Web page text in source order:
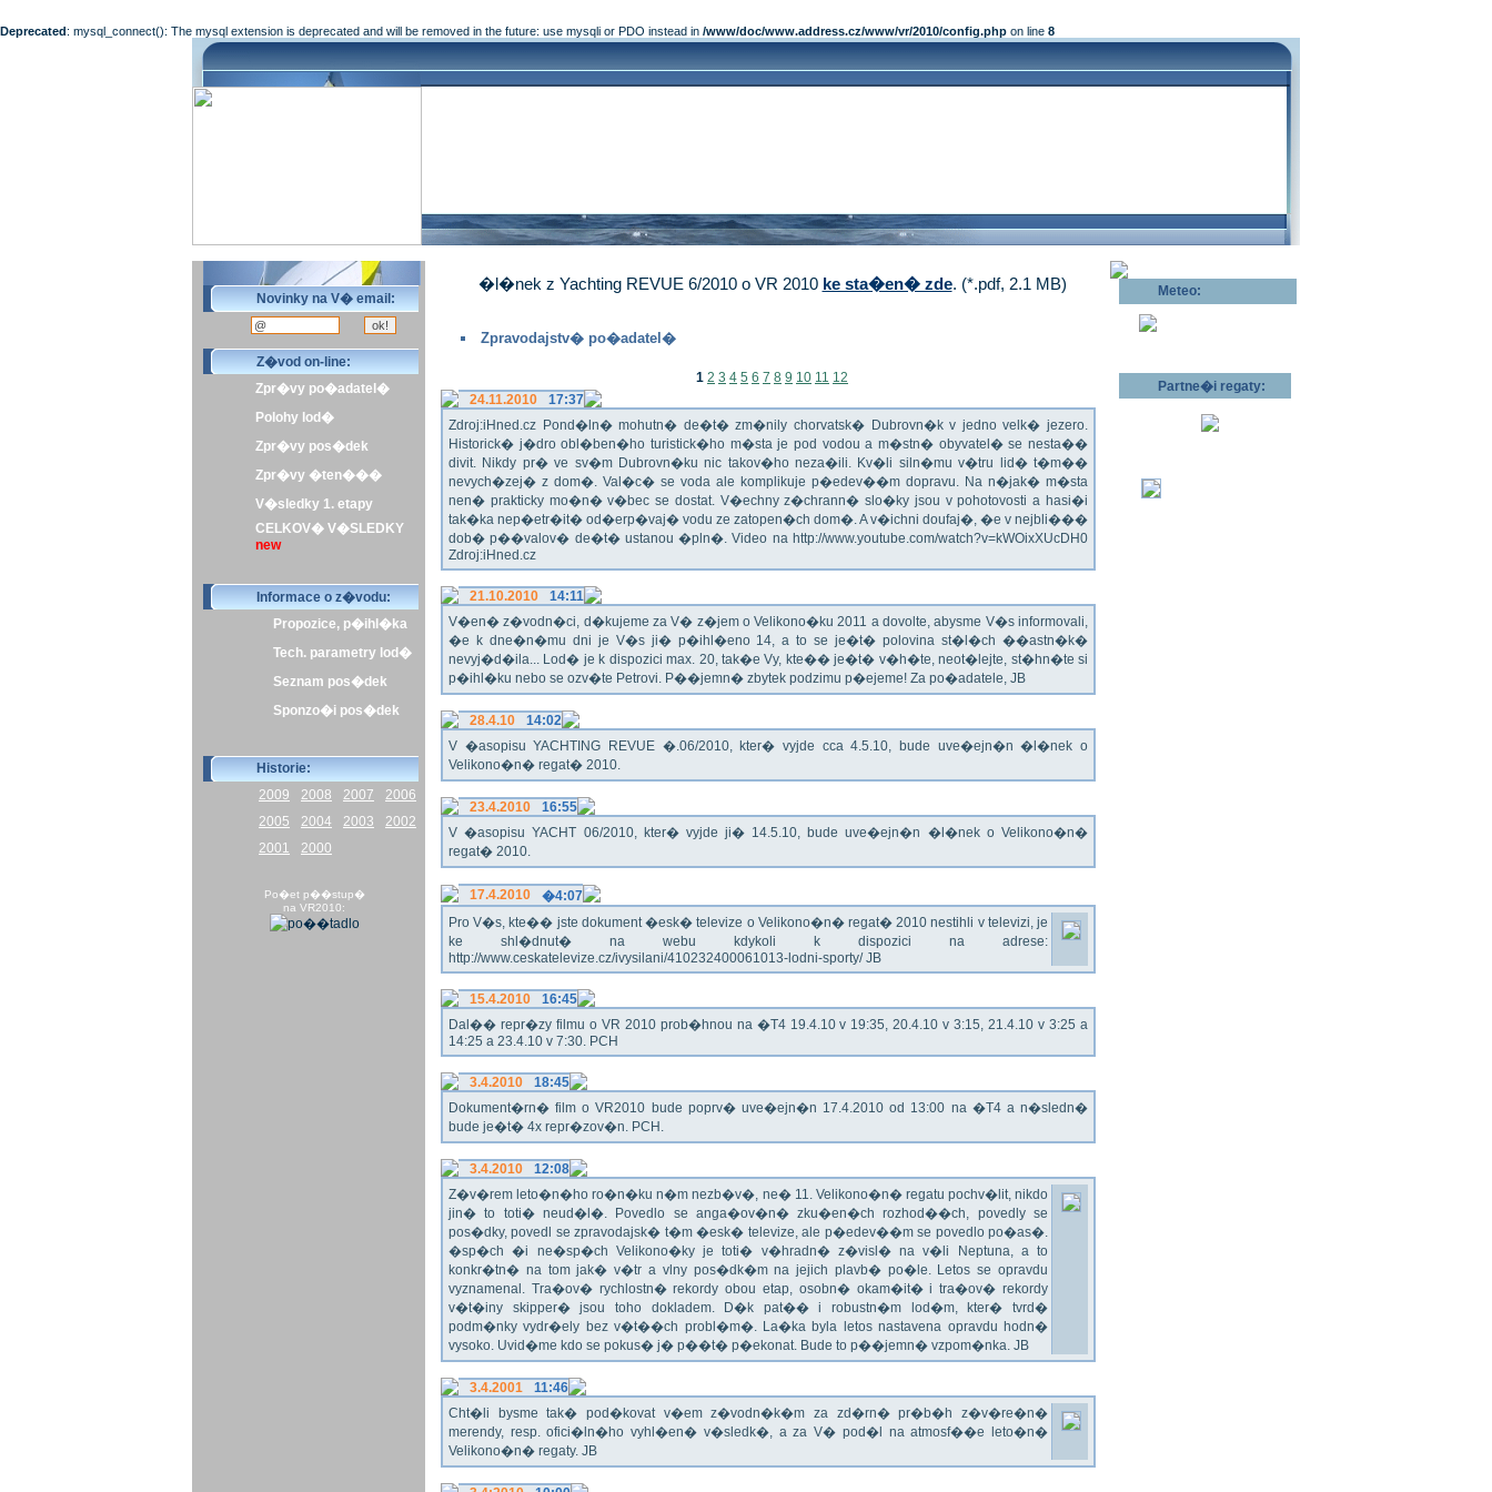
Deprecated: mysql_connect(): The mysql extension is deprecated and will be removed in the future: use mysqli or PDO instead in /www/doc/www.address.cz/www/vr/2010/config.php on line 8
Novinky na V� email:
Z�vod on-line:
Zpr�vy po�adatel�
Polohy lod�
Zpr�vy pos�dek
Zpr�vy �ten���
V�sledky 1. etapy
CELKOV� V�SLEDKY
new
Informace o z�vodu:
Propozice, p�ihl�ka
Tech. parametry lod�
Seznam pos�dek
Sponzo�i pos�dek
Historie:
2009
2008 2007
2006
2005
2004 2003
2002
2001
2000
Po�et p��stup�
na VR2010:
�l�nek z Yachting REVUE 6/2010 o VR 2010 ke sta�en� zde. (*.pdf, 2.1 MB)
Zpravodajstv� po�adatel�
1 2 3 4 5 6 7 8 9 10 11 12
24.11.2010
17:37
Zdroj:iHned.cz Pond�ln� mohutn� de�t� zm�nily chorvatsk� Dubrovn�k v jedno velk� jezero.
Historick� j�dro obl�ben�ho turistick�ho m�sta je pod vodou a m�stn� obyvatel� se nesta��
divit. Nikdy pr� ve sv�m Dubrovn�ku nic takov�ho neza�ili. Kv�li siln�mu v�tru lid� t�m��
nevych�zej� z dom�. Val�c� se voda ale komplikuje p�edev��m dopravu. Na n�jak� m�sta
nen� prakticky mo�n� v�bec se dostat. V�echny z�chrann� slo�ky jsou v pohotovosti a hasi�i
tak�ka nep�etr�it� od�erp�vaj� vodu ze zatopen�ch dom�. A v�ichni doufaj�, �e v nejbli���
dob� p��valov� de�t� ustanou �pln�. Video na http://www.youtube.com/watch?v=kWOixXUcDH0
Zdroj:iHned.cz
21.10.2010
14:11
V�en� z�vodn�ci, d�kujeme za V� z�jem o Velikono�ku 2011 a dovolte, abysme V�s informovali,
�e k dne�n�mu dni je V�s ji� p�ihl�eno 14, a to se je�t� polovina st�l�ch ��astn�k�
nevyj�d�ila... Lod� je k dispozici max. 20, tak�e Vy, kte�� je�t� v�h�te, neot�lejte, st�hn�te si
p�ihl�ku nebo se ozv�te Petrovi. P��jemn� zbytek podzimu p�ejeme! Za po�adatele, JB
28.4.10
14:02
V �asopisu YACHTING REVUE �.06/2010, kter� vyjde cca 4.5.10, bude uve�ejn�n �l�nek o
Velikono�n� regat� 2010.
23.4.2010
16:55
V �asopisu YACHT 06/2010, kter� vyjde ji� 14.5.10, bude uve�ejn�n �l�nek o Velikono�n�
regat� 2010.
17.4.2010
�4:07
Pro V�s, kte�� jste dokument �esk� televize o Velikono�n� regat� 2010 nestihli v televizi, je
ke shl�dnut� na webu kdykoli k dispozici na adrese:
http://www.ceskatelevize.cz/ivysilani/410232400061013-lodni-sporty/ JB
15.4.2010
16:45
Dal�� repr�zy filmu o VR 2010 prob�hnou na �T4 19.4.10 v 19:35, 20.4.10 v 3:15, 21.4.10 v 3:25 a
14:25 a 23.4.10 v 7:30. PCH
3.4.2010
18:45
Dokument�rn� film o VR2010 bude poprv� uve�ejn�n 17.4.2010 od 13:00 na �T4 a n�sledn�
bude je�t� 4x repr�zov�n. PCH.
3.4.2010
12:08
Z�v�rem leto�n�ho ro�n�ku n�m nezb�v�, ne� 11. Velikono�n� regatu pochv�lit, nikdo
jin� to toti� neud�l�. Povedlo se anga�ov�n� zku�en�ch rozhod��ch, povedly se
pos�dky, povedl se zpravodajsk� t�m �esk� televize, ale p�edev��m se povedlo po�as�.
�sp�ch �i ne�sp�ch Velikono�ky je toti� v�hradn� z�visl� na v�li Neptuna, a to
konkr�tn� na tom jak� v�tr a vlny pos�dk�m na jejich plavb� po�le. Letos se opravdu
vyznamenal. Tra�ov� rychlostn� rekordy obou etap, osobn� okam�it� i tra�ov� rekordy
v�t�iny skipper� jsou toho dokladem. D�k pat�� i robustn�m lod�m, kter� tvrd�
podm�nky vydr�ely bez v�t��ch probl�m�. La�ka byla letos nastavena opravdu hodn�
vysoko. Uvid�me kdo se pokus� j� p��t� p�ekonat. Bude to p��jemn� vzpom�nka. JB
3.4.2001
11:46
Cht�li bysme tak� pod�kovat v�em z�vodn�k�m za zd�rn� pr�b�h z�v�re�n�
merendy, resp. ofici�ln�ho vyhl�en� v�sledk�, a za V� pod�l na atmosf��e leto�n�
Velikono�n� regaty. JB
Meteo:
Partne�i regaty: